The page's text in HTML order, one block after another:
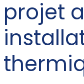
projet